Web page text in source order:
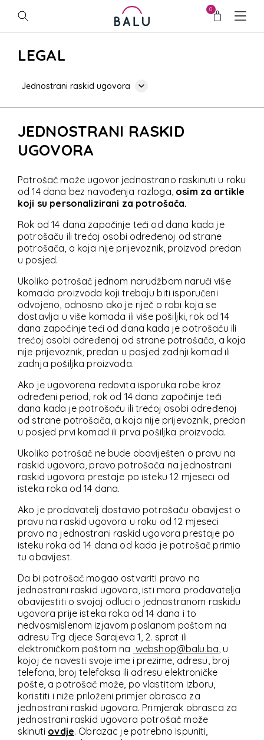
0
LEGAL
Jednostrani raskid ugovora
JEDNOSTRANI RASKID
UGOVORA
Potrošač može ugovor jednostrano raskinuti u roku
od 14 dana bez navođenja razloga, osim za artikle
koji su personalizirani za potrošača.
Rok od 14 dana započinje teći od dana kada je
potrošaču ili trećoj osobi određenoj od strane
potrošača, a koja nije prijevoznik, proizvod predan
u posjed.
Ukoliko potrošač jednom narudžbom naruči više
komada proizvoda koji trebaju biti isporučeni
odvojeno, odnosno ako je riječ o robi koja se
dostavlja u više komada ili više pošiljki, rok od 14
dana započinje teći od dana kada je potrošaču ili
trećoj osobi određenoj od strane potrošača, a koja
nije prijevoznik, predan u posjed zadnji komad ili
zadnja pošiljka proizvoda.
Ako je ugovorena redovita isporuka robe kroz
određeni period, rok od 14 dana započinje teći
dana kada je potrošaču ili trećoj osobi određenoj
od strane potrošača, a koja nije prijevoznik, predan
u posjed prvi komad ili prva pošiljka proizvoda.
Ukoliko potrošač ne bude obaviješten o pravu na
raskid ugovora, pravo potrošača na jednostrani
raskid ugovora prestaje po isteku 12 mjeseci od
isteka roka od 14 dana.
Ako je prodavatelj dostavio potrošaču obavijest o
pravu na raskid ugovora u roku od 12 mjeseci
pravo na jednostrani raskid ugovora prestaje po
isteku roka od 14 dana od kada je potrošač primio
tu obavijest.
Da bi potrošač mogao ostvariti pravo na
jednostrani raskid ugovora, isti mora prodavatelja
obavijestiti o svojoj odluci o jednostranom raskidu
ugovora prije isteka roka od 14 dana i to
nedvosmislenom izjavom poslanom poštom na
adresu Trg djece Sarajeva 1, 2. sprat ili
elektroničkom poštom na webshop@balu.ba, u
kojoj će navesti svoje ime i prezime, adresu, broj
telefona, broj telefaksa ili adresu elektroničke
pošte, a potrošač može, po vlastitom izboru,
koristiti i niže priloženi primjer obrasca za
jednostrani raskid ugovora. Primjerak obrasca za
jednostrani raskid ugovora potrošač može
skinuti ovdje. Obrazac je potrebno ispuniti,